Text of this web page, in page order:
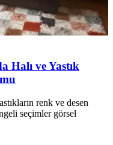
Halı ve Yastık
renk ve desen
seçimler görsel